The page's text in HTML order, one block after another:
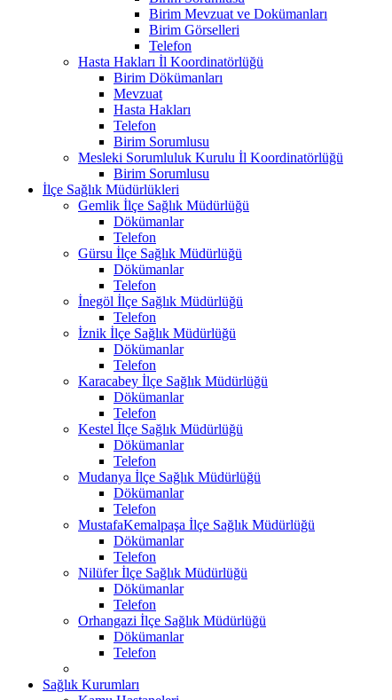
Birim Mevzuat ve Dokümanları
Birim Görselleri
Telefon
Hasta Hakları İl Koordinatörlüğü
Birim Dökümanları
Mevzuat
Hasta Hakları
Telefon
Birim Sorumlusu
Mesleki Sorumluluk Kurulu İl Koordinatörlüğü
Birim Sorumlusu
İlçe Sağlık Müdürlükleri
Gemlik İlçe Sağlık Müdürlüğü
Dökümanlar
Telefon
Gürsu İlçe Sağlık Müdürlüğü
Dökümanlar
Telefon
İnegöl İlçe Sağlık Müdürlüğü
Telefon
İznik İlçe Sağlık Müdürlüğü
Dökümanlar
Telefon
Karacabey İlçe Sağlık Müdürlüğü
Dökümanlar
Telefon
Kestel İlçe Sağlık Müdürlüğü
Dökümanlar
Telefon
Mudanya İlçe Sağlık Müdürlüğü
Dökümanlar
Telefon
MustafaKemalpaşa İlçe Sağlık Müdürlüğü
Dökümanlar
Telefon
Nilüfer İlçe Sağlık Müdürlüğü
Dökümanlar
Telefon
Orhangazi İlçe Sağlık Müdürlüğü
Dökümanlar
Telefon
Sağlık Kurumları